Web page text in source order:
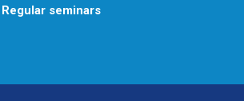
Regular seminars